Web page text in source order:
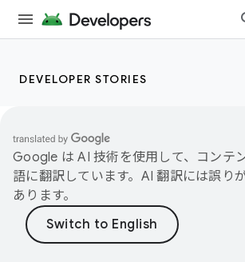
DEVELOPER STORIES
Google は AI 技術を使用して、コンテ
語に翻訳しています。AI 翻訳には誤り
あります。